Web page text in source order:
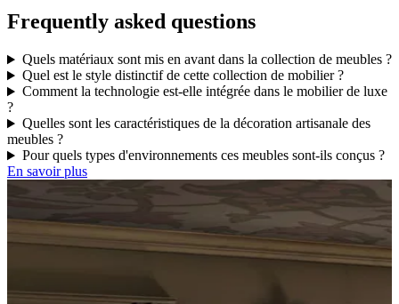
Frequently asked questions
Quels matériaux sont mis en avant dans la collection de meubles ?
Quel est le style distinctif de cette collection de mobilier ?
Comment la technologie est-elle intégrée dans le mobilier de luxe
?
Quelles sont les caractéristiques de la décoration artisanale des
meubles ?
Pour quels types d'environnements ces meubles sont-ils conçus ?
En savoir plus